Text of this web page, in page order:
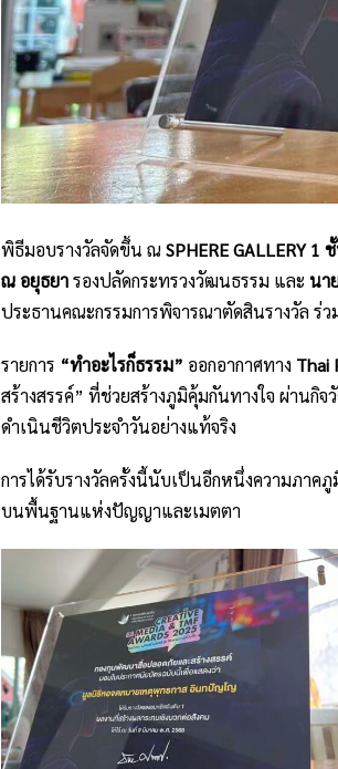
พิธีมอบรางวัลจัดขึ้น ณ SPHERE GALLERY 1
ณ อยุธยารองปลัดกระทรวงวัฒนธรรม และ นา
ประธานคณะกรรมการพิจารณาตัดสินรางวัล ร่ว
รายการ “ทำอะไรก็ธรรม” ออกอากาศทาง Thai
สร้างสรรค์” ที่ช่วยสร้างภูมิคุ้มกันทางใจ ผ่าน
ดำเนินชีวิตประจำวันอย่างแท้จริง
การได้รับรางวัลครั้งนี้นับเป็นอีกหนึ่งความภาค
บนพื้นฐานแห่งปัญญาและเมตตา